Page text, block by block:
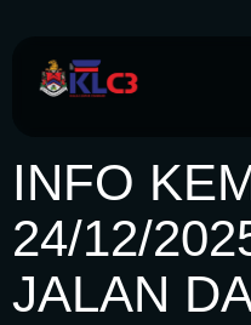
INFO
24/12/
JALAN